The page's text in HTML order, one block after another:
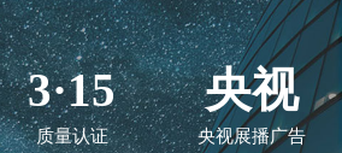
3·15
质量认证
央视
央视展播广告